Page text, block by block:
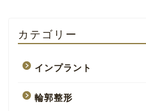
カテゴリー
インプラント
輪郭整形